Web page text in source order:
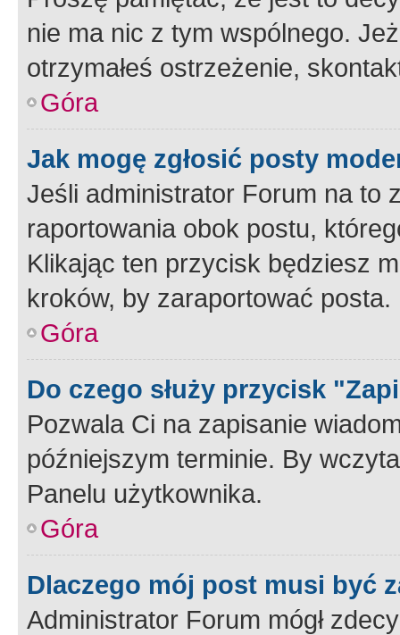
nie ma nic z tym wspólnego.
otrzymałeś ostrzeżenie,
Góra
Jak mogę zgłosić posty
Jeśli administrator Forum na to
raportowania obok postu,
Klikając ten przycisk będziesz
kroków, by zaraportować posta.
Góra
Do czego służy przycisk
Pozwala Ci na zapisanie
późniejszym terminie. By
Panelu użytkownika.
Góra
Dlaczego mój post musi być
Administrator Forum mógł